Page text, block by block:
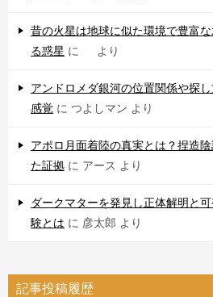
昔の火星は地球に似た環境で豊富
る惑星 に より
アンドロメダ銀河の位置関係や探
感覚 に つよしマン より
アポロ月面着陸の真実とは？捏造
た証拠 に アース より
ダークマターを発見し正体解明と
験とは に 彦太郎 より
記事投稿履歴